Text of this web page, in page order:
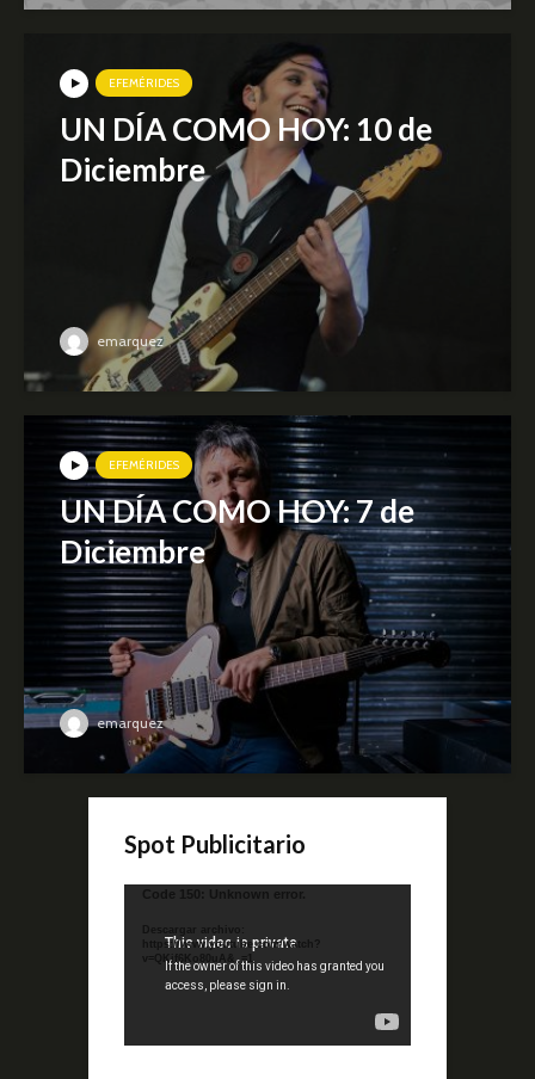
EFEMÉRIDES
UN DÍA COMO HOY: 10 de
Diciembre
emarquez
EFEMÉRIDES
UN DÍA COMO HOY: 7 de
Diciembre
emarquez
Spot Publicitario
Reproductor
video
Code 150: Unknown error.
Descargar archivo:
https://www.youtube.com/watch?
v=QKif6Ko80uA&_=1